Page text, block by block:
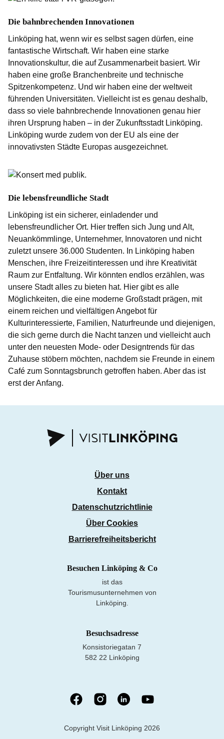
Die bahnbrechenden Innovationen
Linköping hat, wenn wir es selbst sagen dürfen, eine
fantastische Wirtschaft. Wir haben eine starke
Innovationskultur, die auf Zusammenarbeit basiert. Wir
haben eine große Branchenbreite und technische
Spitzenkompetenz. Und wir haben eine der weltweit
führenden Universitäten. Vielleicht ist es genau deshalb,
dass so viele bahnbrechende Innovationen genau hier
ihren Ursprung haben – in der Zukunftsstadt Linköping.
Linköping wurde zudem von der EU als eine der
innovativsten Städte Europas ausgezeichnet.
Die lebensfreundliche Stadt
Linköping ist ein sicherer, einladender und
lebensfreundlicher Ort. Hier treffen sich Jung und Alt,
Neuankömmlinge, Unternehmer, Innovatoren und nicht
zuletzt unsere 36.000 Studenten. In Linköping haben
Menschen, ihre Freizeitinteressen und ihre Kreativität
Raum zur Entfaltung. Wir könnten endlos erzählen, was
unsere Stadt alles zu bieten hat. Hier gibt es alle
Möglichkeiten, die eine moderne Großstadt prägen, mit
einem reichen und vielfältigen Angebot für
Kulturinteressierte, Familien, Naturfreunde und diejenigen,
die sich gerne durch die Nacht tanzen und vielleicht auch
unter den neuesten Mode- oder Designtrends für das
Zuhause stöbern möchten, nachdem sie Freunde in einem
Café zum Sonntagsbrunch getroffen haben. Aber das ist
erst der Anfang.
Über uns
Kontakt
Datenschutzrichtlinie
Über Cookies
Barrierefreiheitsbericht
Besuchen Linköping & Co
ist das
Tourismusunternehmen von
Linköping.
Besuchsadresse
Konsistoriegatan 7
582 22 Linköping
Copyright Visit Linköping 2026